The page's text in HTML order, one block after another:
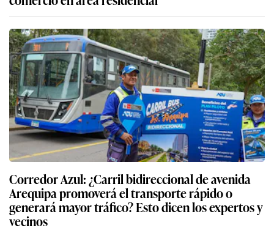
Corredor Azul: ¿Carril bidireccional de avenida
Arequipa promoverá el transporte rápido o
generará mayor tráfico? Esto dicen los expertos y
vecinos